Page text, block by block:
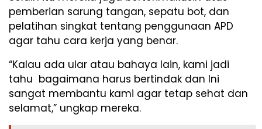
pemberian sarung tangan, sepatu bot, dan
pelatihan singkat tentang penggunaan APD
agar tahu cara kerja yang benar.
“Kalau ada ular atau bahaya lain, kami jadi
tahu bagaimana harus bertindak dan Ini
sangat membantu kami agar tetap sehat dan
selamat,” ungkap mereka.